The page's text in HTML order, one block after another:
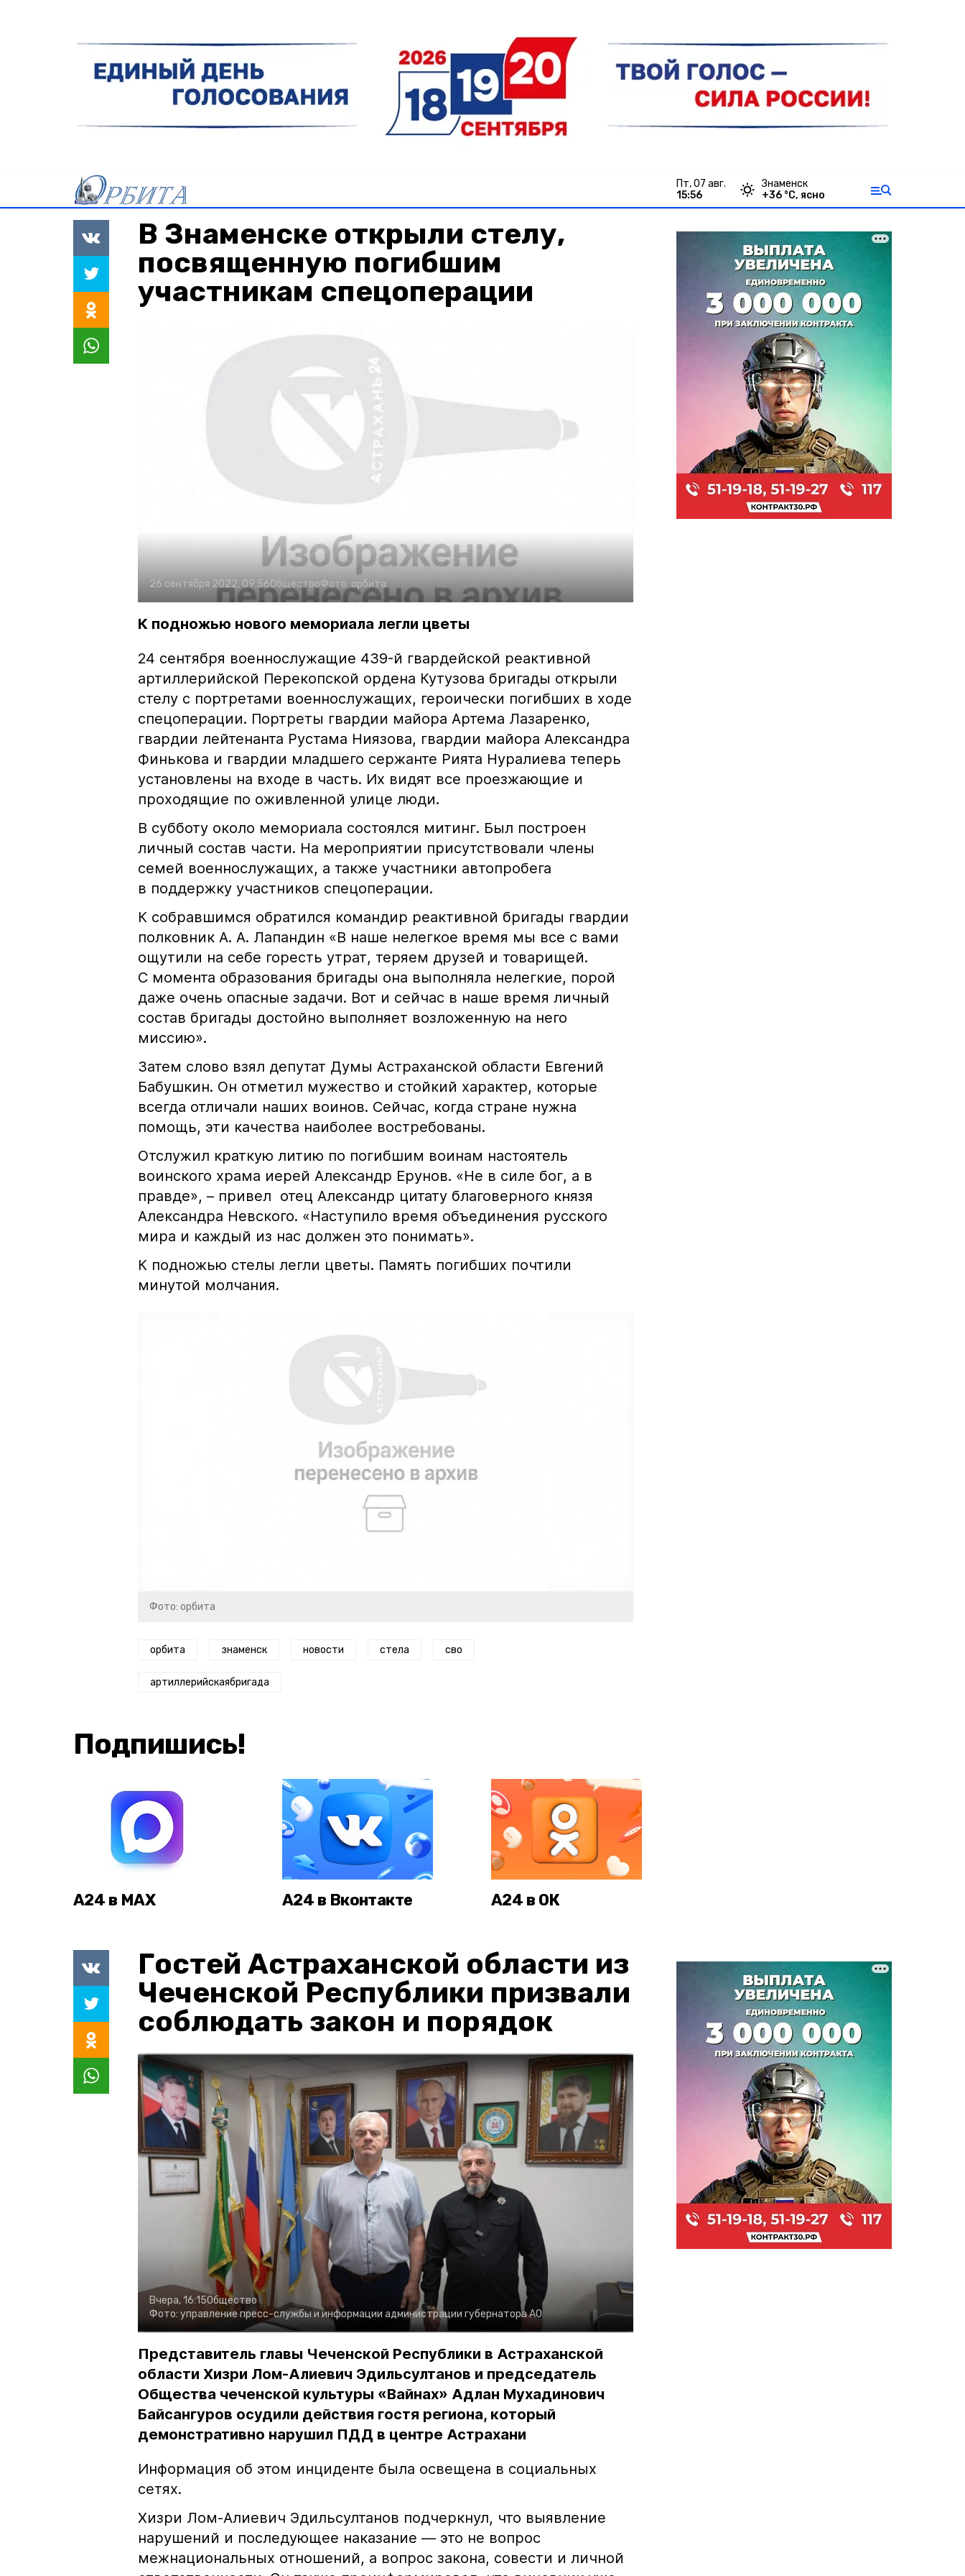
пт, 07 авг.
15:56
Знаменск
+36 °С, ясно
В Знаменске открыли стелу,
посвященную погибшим
участникам спецоперации
26 сентября 2022, 09:56ОбществоФото: орбита
К подножью нового мемориала легли цветы
24 сентября военнослужащие 439-й гвардейской реактивной
артиллерийской Перекопской ордена Кутузова бригады открыли
стелу с портретами военнослужащих, героически погибших в ходе
спецоперации. Портреты гвардии майора Артема Лазаренко,
гвардии лейтенанта Рустама Ниязова, гвардии майора Александра
Финькова и гвардии младшего сержанте Рията Нуралиева теперь
установлены на входе в часть. Их видят все проезжающие и
проходящие по оживленной улице люди.
В субботу около мемориала состоялся митинг. Был построен
личный состав части. На мероприятии присутствовали члены
семей военнослужащих, а также участники автопробега
в поддержку участников спецоперации.
К собравшимся обратился командир реактивной бригады гвардии
полковник А. А. Лапандин «В наше нелегкое время мы все с вами
ощутили на себе горесть утрат, теряем друзей и товарищей.
С момента образования бригады она выполняла нелегкие, порой
даже очень опасные задачи. Вот и сейчас в наше время личный
состав бригады достойно выполняет возложенную на него
миссию».
Затем слово взял депутат Думы Астраханской области Евгений
Бабушкин. Он отметил мужество и стойкий характер, которые
всегда отличали наших воинов. Сейчас, когда стране нужна
помощь, эти качества наиболее востребованы.
Отслужил краткую литию по погибшим воинам настоятель
воинского храма иерей Александр Ерунов. «Не в силе бог, а в
правде», – привел отец Александр цитату благоверного князя
Александра Невского. «Наступило время объединения русского
мира и каждый из нас должен это понимать».
К подножью стелы легли цветы. Память погибших почтили
минутой молчания.
Фото: орбита
орбита знаменск новости стела сво
артиллерийскаябригада
Подпишись!
А24 в MAX А24 в Вконтакте А24 в ОК
Гостей Астраханской области из
Чеченской Республики призвали
соблюдать закон и порядок
Вчера, 16:15Общество
Фото: управление пресс-службы и информации администрации губернатора АО
Представитель главы Чеченской Республики в Астраханской
области Хизри Лом-Алиевич Эдильсултанов и председатель
Общества чеченской культуры «Вайнах» Адлан Мухадинович
Байсангуров осудили действия гостя региона, который
демонстративно нарушил ПДД в центре Астрахани
Информация об этом инциденте была освещена в социальных
сетях.
Хизри Лом-Алиевич Эдильсултанов подчеркнул, что выявление
нарушений и последующее наказание — это не вопрос
межнациональных отношений, а вопрос закона, совести и личной